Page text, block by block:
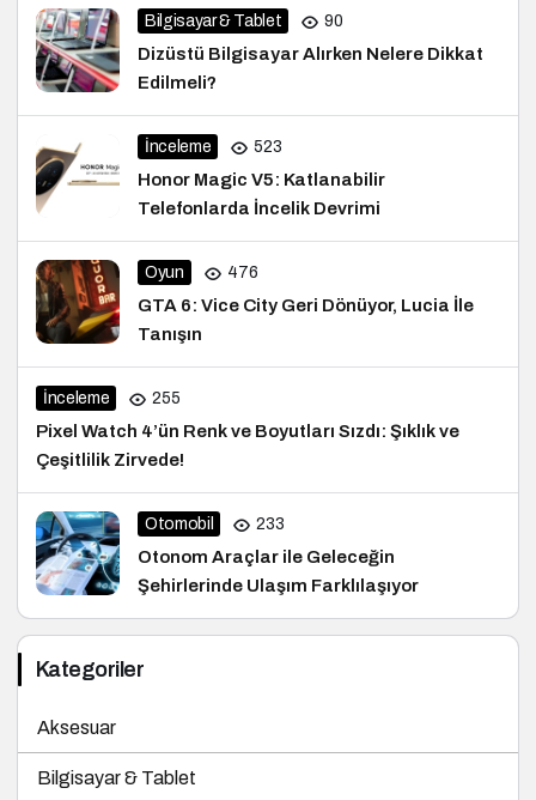
Bilgisayar & Tablet 90
Dizüstü Bilgisayar Alırken Nelere Dikkat
Edilmeli?
İnceleme 523
Honor Magic V5: Katlanabilir
Telefonlarda İncelik Devrimi
Oyun 476
GTA 6: Vice City Geri Dönüyor, Lucia İle
Tanışın
İnceleme 255
Pixel Watch 4’ün Renk ve Boyutları Sızdı: Şıklık ve
Çeşitlilik Zirvede!
Otomobil 233
Otonom Araçlar ile Geleceğin
Şehirlerinde Ulaşım Farklılaşıyor
Kategoriler
Aksesuar
Bilgisayar & Tablet